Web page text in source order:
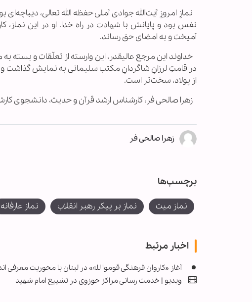
نمازِ امروزِ آیت‌الله جوادی آملی حفظه الله تعالی،
نفس بود و پایانش با شهادت در راه خدا. او در این
آمیخت و به امضای حق رساند.
خداوند این مرجع عالیقدر، این وارسته از تعلّقات و بسته
در قامتِ لرزانِ شاگردانِ مکتب سلیمانی به نمایش گذاشت
از پولاد، سخت‌تر است.
زهرا صالحی فر، کارشناس ارشد قرآن و حدیث، دانشجوی
زهرا صالحی فر
برچسب‌ها
نماز میت نماز بر پیکر رهبر انقلاب نماز عارفانه
اخبار مرتبط
آغاز «کاروان فرهنگی قوموا لله» در لبنان با محوریت معرفی
ویدیو | خدمت رسانی مراکز حوزوی در تشییع امام شهید